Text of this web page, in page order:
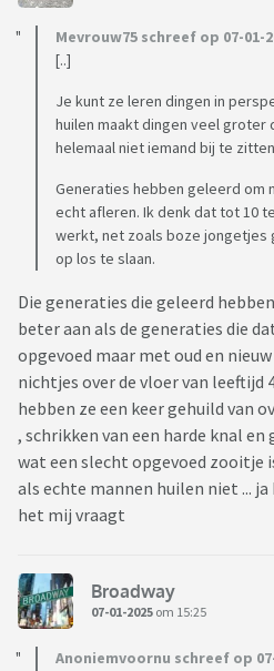
Mevrouw75 schreef op 07-01-
[..]
Je kunt ze leren dingen in
huilen maakt dingen veel groter
helemaal niet iemand bij te
Generaties hebben geleerd om
echt afleren. Ik denk dat tot 10
werkt, net zoals boze
op los te slaan.
Die generaties die geleerd
beter aan als de generaties die
opgevoed maar met oud en
nichtjes over de vloer van leeftijd
hebben ze een keer gehuild van
, schrikken van een harde knal en
wat een slecht opgevoed zooitje
als echte mannen huilen niet ...
het mij vraagt
Broadway
07-01-2025 om 15:25
Anoniemvoornu schreef op 07-